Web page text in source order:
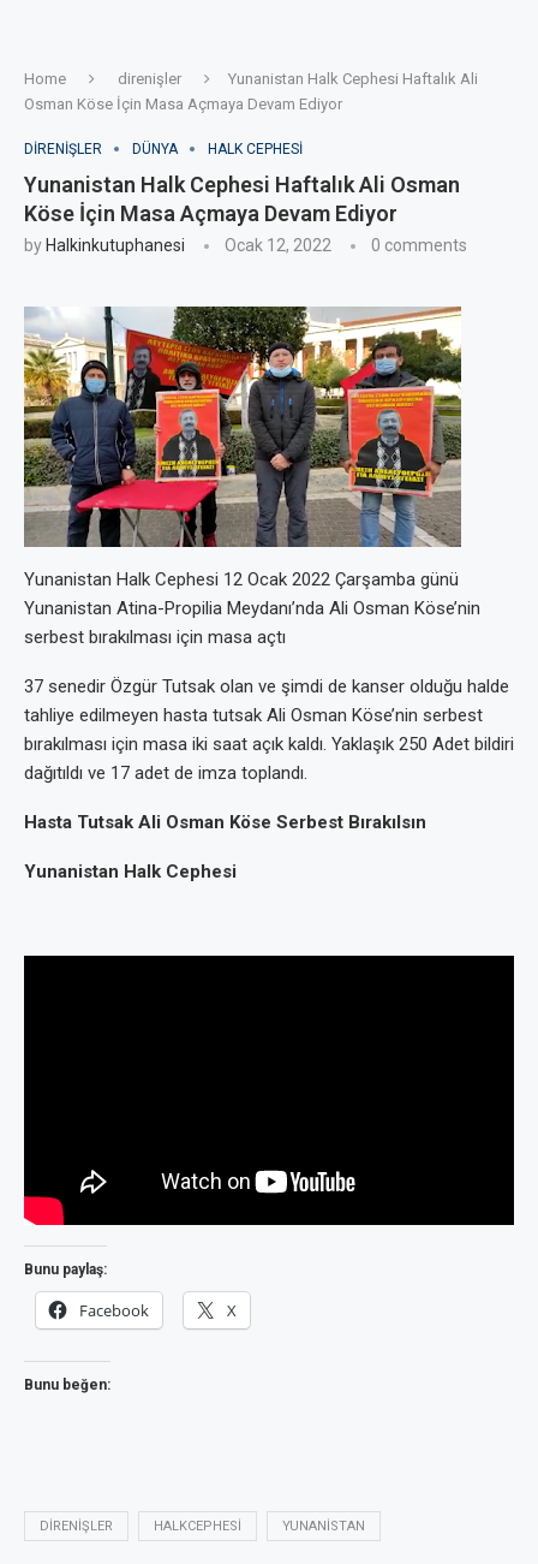
Home direnişler
Yunanistan Halk Cephesi Haftalık Ali
Osman Köse İçin Masa Açmaya Devam Ediyor
DIRENIŞLER DÜNYA HALK CEPHESI
Yunanistan Halk Cephesi Haftalık Ali Osman
Köse İçin Masa Açmaya Devam Ediyor
by Halkinkutuphanesi Ocak 12, 2022 0 comments
Yunanistan Halk Cephesi 12 Ocak 2022 Çarşamba günü
Yunanistan Atina-Propilia Meydanı’nda Ali Osman Köse’nin
serbest bırakılması için masa açtı
37 senedir Özgür Tutsak olan ve şimdi de kanser olduğu halde
tahliye edilmeyen hasta tutsak Ali Osman Köse’nin serbest
bırakılması için masa iki saat açık kaldı. Yaklaşık 250 Adet bildiri
dağıtıldı ve 17 adet de imza toplandı.
Hasta Tutsak Ali Osman Köse Serbest Bırakılsın
Yunanistan Halk Cephesi
Bunu paylaş:
Facebook X
Bunu beğen:
DIRENIŞLER HALKCEPHESI YUNANISTAN